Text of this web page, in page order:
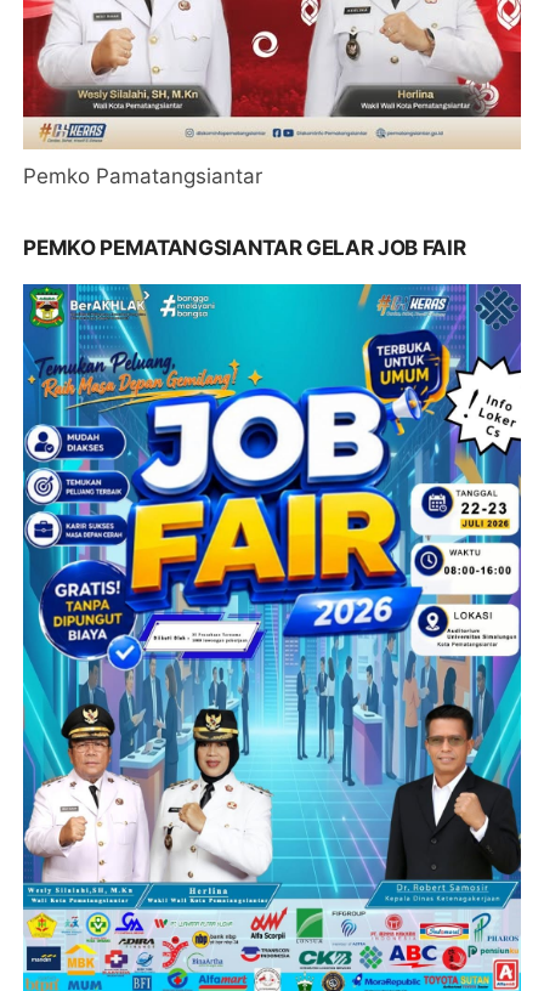
Pemko Pamatangsiantar
PEMKO PEMATANGSIANTAR GELAR JOB FAIR